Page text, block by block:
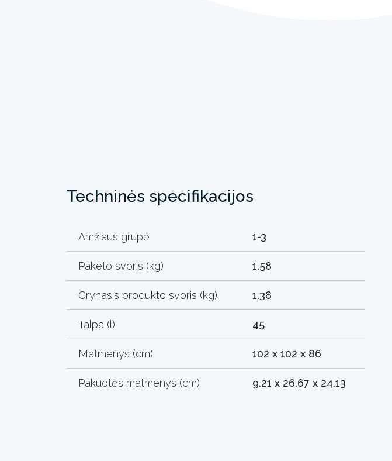
Techninės specifikacijos
Amžiaus grupė 1-3
Paketo svoris (kg) 1.58
Grynasis produkto svoris (kg) 1.38
Talpa (l) 45
Matmenys (cm) 102 x 102 x 86
Pakuotės matmenys (cm) 9.21 x 26.67 x 24.13